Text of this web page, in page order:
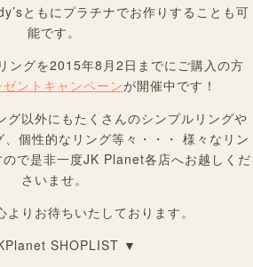
ともにプラチナでお作りすることも可
能です。
ングを2015年8月2日までにご購入の方
ントキャンペーンが開催中です！
グ以外にもたくさんのシンプルリングや
個性的なリング等々・・・ 様々なリン
で是非一度JK Planet各店へお越しくだ
さいませ。
よりお待ちいたしております。
SHOPLIST ▼